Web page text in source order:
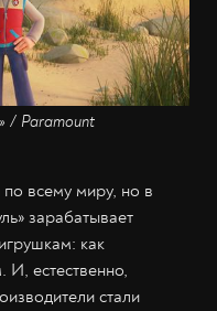
/ Paramount
всему миру, но в
зарабатывает
как
И, естественно,
стали